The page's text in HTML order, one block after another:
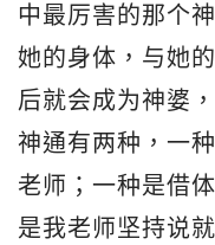
中最厉害的那个
她的身体，与她
后就会成为神婆
神通有两种，一
老师；一种是借
是我老师坚持说